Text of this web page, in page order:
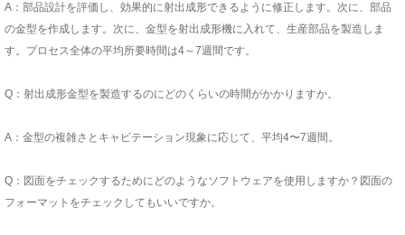
A：部品設計を評価し、効果的に射出成形できるように修正します。次に、部品
の金型を作成します。次に、金型を射出成形機に入れて、生産部品を製造しま
す。プロセス全体の平均所要時間は4～7週間です。
Q：射出成形金型を製造するのにどのくらいの時間がかかりますか。
A：金型の複雑さとキャビテーション現象に応じて、平均4〜7週間。
Q：図面をチェックするためにどのようなソフトウェアを使用しますか？図面の
フォーマットをチェックしてもいいですか。